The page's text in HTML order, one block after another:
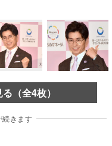
（全4枚）
きます